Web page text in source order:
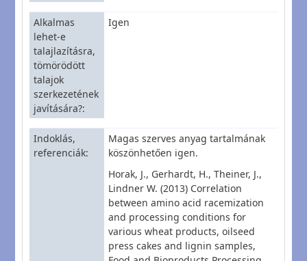
Alkalmas
lehet-e
talajlazításra,
tömörödött
talajok
szerkezetének
javítására?
Igen
Indoklás,
referenciák
Magas szerves anyag tartalmának
köszönhetően igen.
Horak, J., Gerhardt, H., Theiner, J.,
Lindner W. (2013) Correlation
between amino acid racemization
and processing conditions for
various wheat products, oilseed
press cakes and lignin samples,